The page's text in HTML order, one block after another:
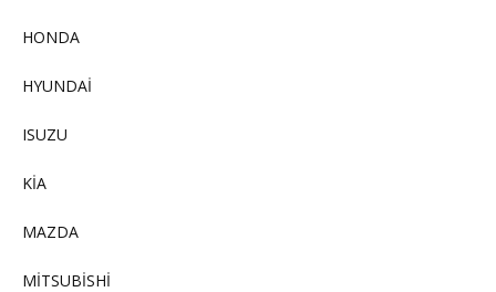
HONDA
HYUNDAİ
ISUZU
KİA
MAZDA
MİTSUBİSHİ